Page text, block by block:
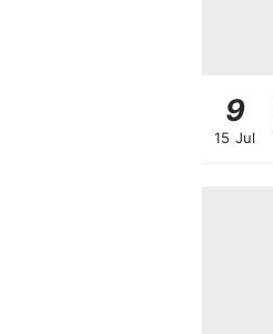
9
15 Jul